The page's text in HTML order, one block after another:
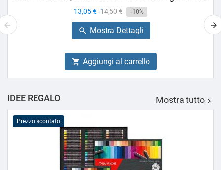
Prezzo
13,05 € Prezzo
base
14,50 € -10%
 Mostra Dettagli
 Aggiungi al carrello
IDEE REGALO Mostra tutto 
Prezzo scontato